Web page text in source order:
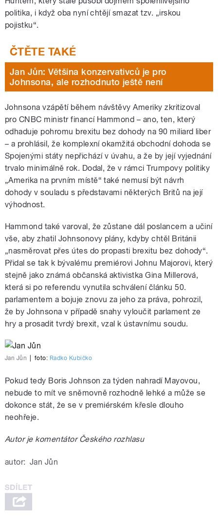
politika, i když oba nyní chtějí smazat tzv. „irskou
pojistku“.
Jan Jůn: Většina konzervativců je pro
Johnsona, ale rozhodnuto ještě není
Johnsona vzápětí během návštěvy Ameriky zkritizoval
pro CNBC ministr financí Hammond – ano, ten, který
odhaduje pohromu brexitu bez dohody na 90 miliard liber
– a prohlásil, že komplexní okamžitá obchodní dohoda se
Spojenými státy nepřichází v úvahu, a že by její vyjednání
trvalo minimálně rok. Dodal, že v rámci Trumpovy politiky
„Amerika na prvním místě“ také nemusí být návrh
dohody v souladu s představami některých Britů na její
výhodnost.
Hammond také varoval, že zůstane dál poslancem a učiní
vše, aby zhatil Johnsonovy plány, kdyby chtěl Británii
„nasměrovat přes útes do propasti brexitu bez dohody“.
Přidal se tak k bývalému premiérovi Johnu Majorovi, který
stejně jako známá občanská aktivistka Gina Millerová,
která si po referendu vynutila schválení článku 50.
parlamentem a bojuje znovu za jeho za práva, pohrozil,
že by Johnsona v případě snahy vyloučit parlament ze
hry a prosadit tvrdý brexit, vzal k ústavnímu soudu.
Jan Jůn foto: Radko Kubičko
Pokud tedy Boris Johnson za týden nahradí Mayovou,
nebude to mít ve sněmovně rozhodně lehké a může se
dokonce stát, že se v premiérském křesle dlouho
neohřeje.
Autor je komentátor Českého rozhlasu
autor: Jan Jůn